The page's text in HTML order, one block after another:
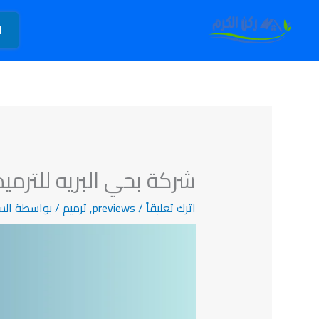
المحتوى
شركة بحي البريه
اترك تعليقاً/
previews
,ترميم/ بواسطة